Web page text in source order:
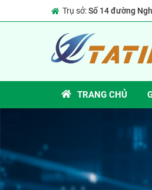
Trụ sở:Số 14 đường
TRANG CHỦ